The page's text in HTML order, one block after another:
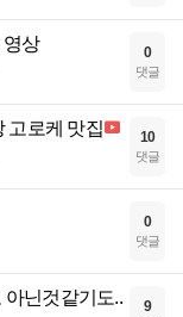
영상 0
댓글
고로케 맛집 10
댓글
0
댓글
아닌것같기도.. 9